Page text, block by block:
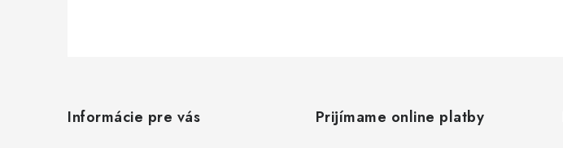
Informácie pre vás Prijímame online platby